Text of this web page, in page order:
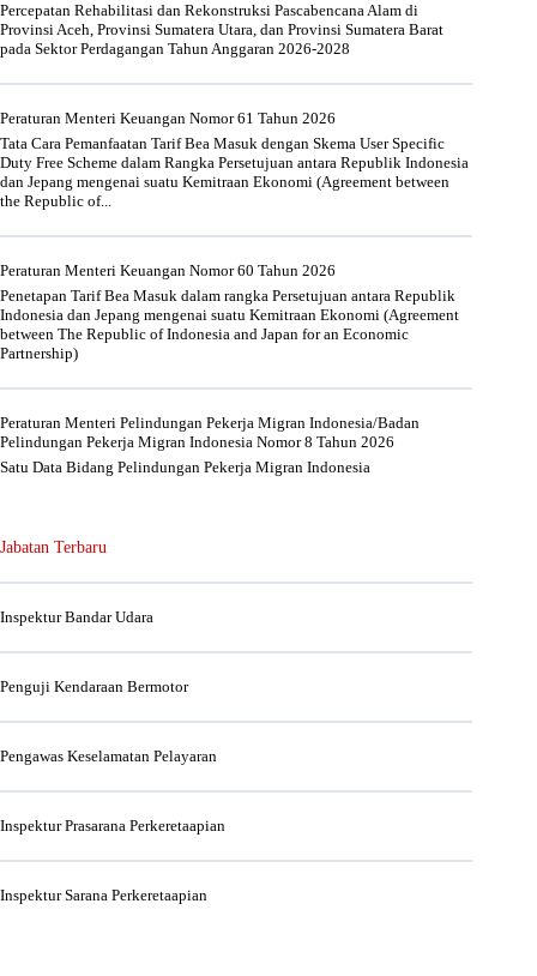
Percepatan Rehabilitasi dan Rekonstruksi Pascabencana Alam di
Provinsi Aceh, Provinsi Sumatera Utara, dan Provinsi Sumatera Barat
pada Sektor Perdagangan Tahun Anggaran 2026-2028
Peraturan Menteri Keuangan Nomor 61 Tahun 2026
Tata Cara Pemanfaatan Tarif Bea Masuk dengan Skema User Specific
Duty Free Scheme dalam Rangka Persetujuan antara Republik Indonesia
dan Jepang mengenai suatu Kemitraan Ekonomi (Agreement between
the Republic of...
Peraturan Menteri Keuangan Nomor 60 Tahun 2026
Penetapan Tarif Bea Masuk dalam rangka Persetujuan antara Republik
Indonesia dan Jepang mengenai suatu Kemitraan Ekonomi (Agreement
between The Republic of Indonesia and Japan for an Economic
Partnership)
Peraturan Menteri Pelindungan Pekerja Migran Indonesia/Badan
Pelindungan Pekerja Migran Indonesia Nomor 8 Tahun 2026
Satu Data Bidang Pelindungan Pekerja Migran Indonesia
Jabatan Terbaru
Inspektur Bandar Udara
Penguji Kendaraan Bermotor
Pengawas Keselamatan Pelayaran
Inspektur Prasarana Perkeretaapian
Inspektur Sarana Perkeretaapian